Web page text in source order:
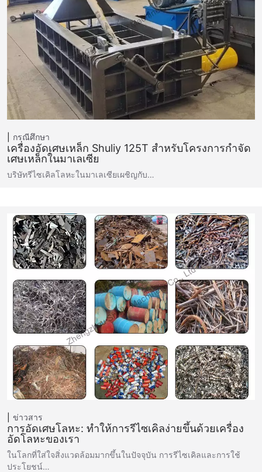
กรณีศึกษา
เครื่องอัดเศษเหล็ก Shuliy 125T สำหรับโครงการกำจัด
เศษเหล็กในมาเลเซีย
บริษัทรีไซเคิลโลหะในมาเลเซียเผชิญกับ…
ข่าวสาร
การอัดเศษโลหะ: ทำให้การรีไซเคิลง่ายขึ้นด้วยเครื่อง
อัดโลหะของเรา
ในโลกที่ใส่ใจสิ่งแวดล้อมมากขึ้นในปัจจุบัน การรีไซเคิลและการใช้
ประโยชน์…